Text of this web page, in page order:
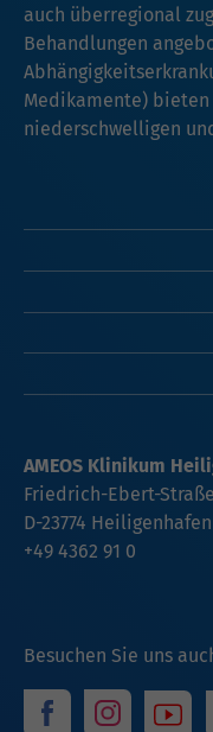
auch überregional
Behandlungen
Medikamente)
niederschwelligen
Besuchen Sie uns
AMEOS Klinikum
Friedrich-Ebert-
D-23774 Heiligenhafen
+49 4362 91 0